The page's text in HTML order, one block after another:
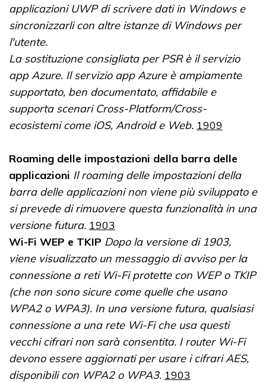
applicazioni UWP di scrivere dati in Windows e
sincronizzarli con altre istanze di Windows per
l'utente.
La sostituzione consigliata per PSR è il servizio
app Azure. Il servizio app Azure è ampiamente
supportato, ben documentato, affidabile e
supporta scenari Cross-Platform/Cross-
ecosistemi come iOS, Android e Web. 1909
Roaming delle impostazioni della barra delle
applicazioni Il roaming delle impostazioni della
barra delle applicazioni non viene più sviluppato e
si prevede di rimuovere questa funzionalità in una
versione futura. 1903
Wi-Fi WEP e TKIP Dopo la versione di 1903,
viene visualizzato un messaggio di avviso per la
connessione a reti Wi-Fi protette con WEP o TKIP
(che non sono sicure come quelle che usano
WPA2 o WPA3). In una versione futura, qualsiasi
connessione a una rete Wi-Fi che usa questi
vecchi cifrari non sarà consentita. I router Wi-Fi
devono essere aggiornati per usare i cifrari AES,
disponibili con WPA2 o WPA3. 1903